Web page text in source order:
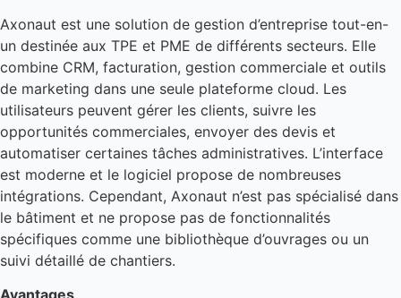
Axonaut est une solution de gestion d’entreprise tout-en-
un destinée aux TPE et PME de différents secteurs. Elle
combine CRM, facturation, gestion commerciale et outils
de marketing dans une seule plateforme cloud. Les
utilisateurs peuvent gérer les clients, suivre les
opportunités commerciales, envoyer des devis et
automatiser certaines tâches administratives. L’interface
est moderne et le logiciel propose de nombreuses
intégrations. Cependant, Axonaut n’est pas spécialisé dans
le bâtiment et ne propose pas de fonctionnalités
spécifiques comme une bibliothèque d’ouvrages ou un
suivi détaillé de chantiers.